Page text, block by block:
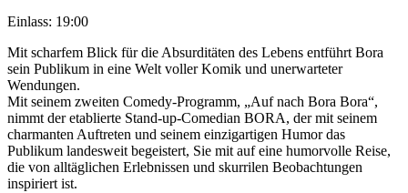
Einlass: 19:00
Mit scharfem Blick für die Absurditäten des Lebens entführt Bora
sein Publikum in eine Welt voller Komik und unerwarteter
Wendungen.
Mit seinem zweiten Comedy-Programm, „Auf nach Bora Bora“,
nimmt der etablierte Stand-up-Comedian BORA, der mit seinem
charmanten Auftreten und seinem einzigartigen Humor das
Publikum landesweit begeistert, Sie mit auf eine humorvolle Reise,
die von alltäglichen Erlebnissen und skurrilen Beobachtungen
inspiriert ist.